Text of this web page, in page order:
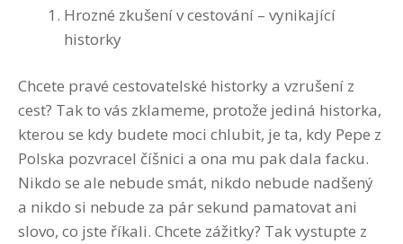
Hrozné zkušení v cestování – vynikající
historky
Chcete pravé cestovatelské historky a vzrušení z
cest? Tak to vás zklameme, protože jediná historka,
kterou se kdy budete moci chlubit, je ta, kdy Pepe z
Polska pozvracel číšnici a ona mu pak dala facku.
Nikdo se ale nebude smát, nikdo nebude nadšený
a nikdo si nebude za pár sekund pamatovat ani
slovo, co jste říkali. Chcete zážitky? Tak vystupte z